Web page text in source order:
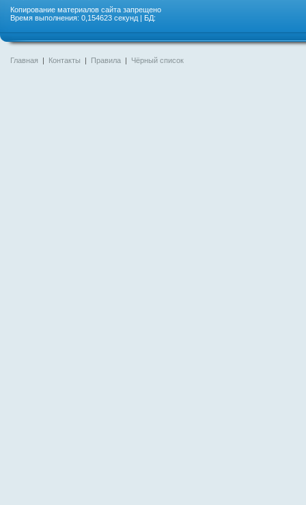
Копирование материалов сайта запрещено
Время выполнения: 0,154623 секунд | БД:
Главная | Контакты | Правила | Чёрный список